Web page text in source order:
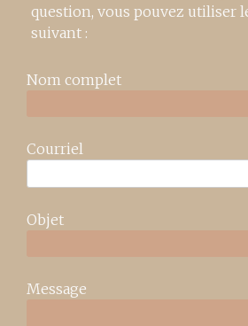
question, vous pouvez utiliser
suivant :
Nom complet
Courriel
Objet
Message